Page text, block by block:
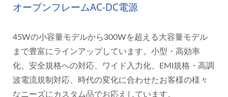
オープンフレームAC-DC電源
45Wの小容量モデルから300Wを超える大容量モデル
まで豊富にラインアップしています。小型・高効率
化、安全規格への対応、ワイド入力化、EMI規格・高調
波電流規制対応、時代の変化に合わせたお客様の様々
なニーズにカスタム品でお応えしています。